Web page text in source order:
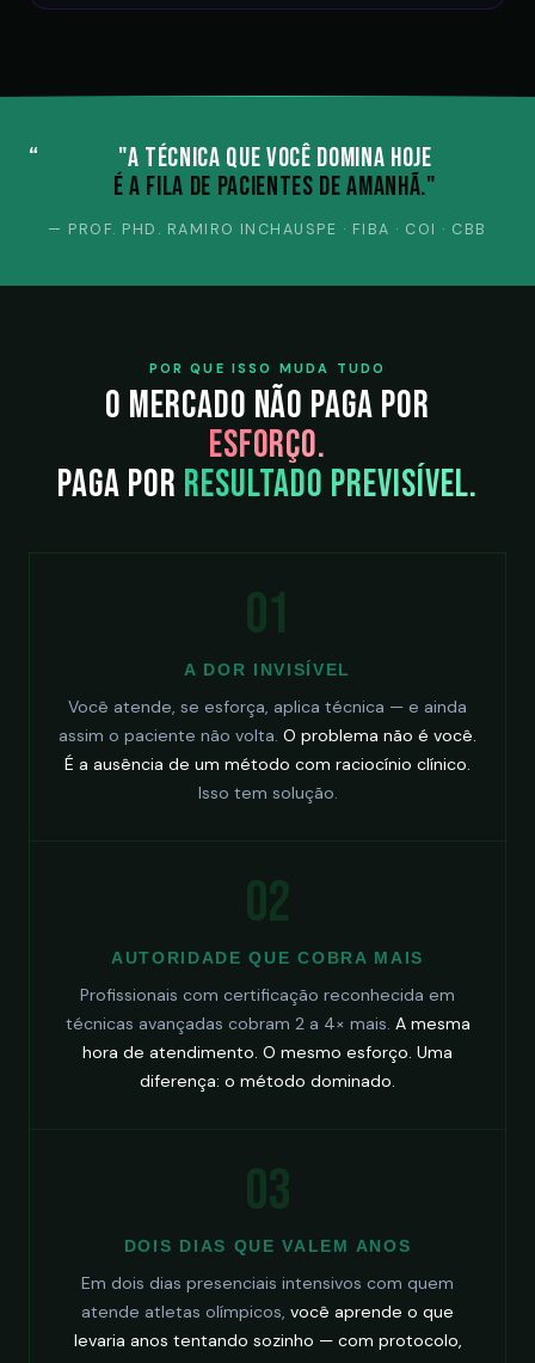
"A técnica que você domina hoje
é a fila de pacientes de amanhã."
— PROF. PHD. RAMIRO INCHAUSPE · FIBA · COI · CBB
POR QUE ISSO MUDA TUDO
O mercado não paga por
esforço.
Paga por resultado previsível.
01
A DOR INVISÍVEL
Você atende, se esforça, aplica técnica — e ainda
assim o paciente não volta. O problema não é você.
É a ausência de um método com raciocínio clínico.
Isso tem solução.
02
AUTORIDADE QUE COBRA MAIS
Profissionais com certificação reconhecida em
técnicas avançadas cobram 2 a 4× mais. A mesma
hora de atendimento. O mesmo esforço. Uma
diferença: o método dominado.
03
DOIS DIAS QUE VALEM ANOS
Em dois dias presenciais intensivos com quem
atende atletas olímpicos, você aprende o que
levaria anos tentando sozinho — com protocolo,